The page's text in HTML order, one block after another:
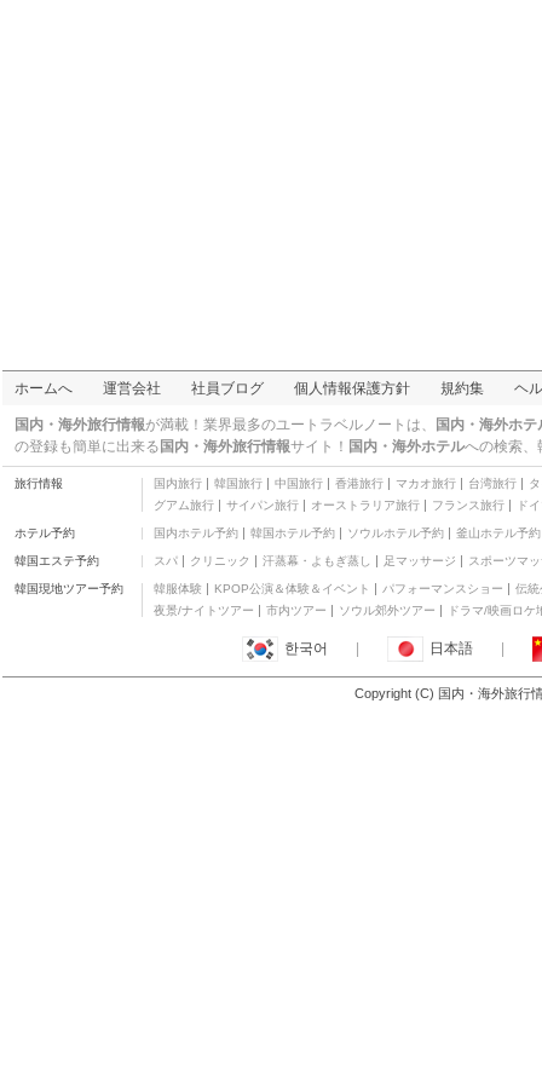
ホームへ 運営会社 社員ブログ 個人情報保護方針 規約集 ヘ
国内・海外旅行情報が満載！業界最多のユートラベルノートは、
国内・海外ホ
の登録も簡単に出来る 国内・海外旅行情報サイト！ 国内・海外ホテルへの検索、
旅行情報 国内旅行 韓国旅行 中国旅行 香港旅行 マカオ旅行 台湾旅行
グアム旅行
サイパン旅行 オーストラリア旅行 フランス旅行 ド
ホテル予約 国内ホテル予約 韓国ホテル予約 ソウルホテル予約 釜山ホテル予約
韓国エステ予約 スパ クリニック 汗蒸幕・よもぎ蒸し 足マッサージ スポーツマ
韓国現地ツアー予約 韓服体験 KPOP公演＆体験＆イベント パフォーマンスショー
伝統
夜景/ナイトツアー
市内ツアー ソウル郊外ツアー ドラマ/映画ロケ
한국어 日本語
Copyright (C) 国内・海外旅行